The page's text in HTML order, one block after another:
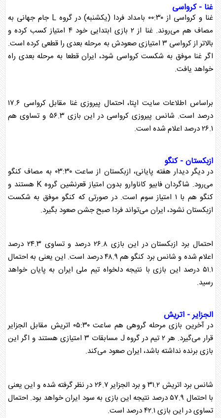
غنا - کرواسی
غنا و کرواسی از ۰۰:۳۰ بامداد فردا (یکشنبه) در گروه L جام جهانی به
مصاف هم می‌روند. غنا از ۲ بازی ابتدایی خود ۴ امتیاز کسب کرده و
بالاتر از کرواسی ۳ امتیازی صعودش به مرحله بعدی را قطعی کرده است.
اگر غنا موفق به شکست کرواسی شود، ایران قطعا به مرحله بعدی راه
خواهد یافت.
براساس اطلاعات سایت اپتا، احتمال پیروزی غنا مقابل کرواسی ۱۷.۶
درصد است. شانس پیروزی کرواسی در این بازی ۵۶.۳ و تساوی هم
۲۶.۱ درصد اعلام شده است.
ازبکستان - کنگو
در دیگر دیدار هفته پایانی، ازبکستان از ساعت ۰۳:۳۰ به مصاف کنگو
می‌رود. شاگردان فابیو کاناوارو بدون امتیاز قعرنشین گروه K هستند و
کنگو هم با ۱ امتیاز سوم است. در صورتی که کنگو موفق به شکست
ازبکستان نشود، ایران می‌تواند فردا صبح جشن صعود بگیرد.
احتمال برد ازبکستان در این بازی ۲۶.۸ درصد و تساوی ۲۴.۳ درصد
اعلام شده و شانس برد کنگو هم ۴۸.۹ درصد است. این یعنی به احتمال
۵۱.۱ درصد این بازی با نتیجه دلخواه
تیم ملی ایران به پایان خواهد
رسید.
الجزایر - اتریش
در آخرین بازی مرحله گروهی هم ساعت ۰۵:۳۰ اتریش مقابل الجزایر
قرار می‌گیرد. هر ۲ تیم در گروه J مسابقات ۳ امتیازی هستند و اگر این
بازی برنده نداشته باشد، ایران صعود می‌کند.
شانس برد اتریش ۳۱.۲ و برد الجزایر ۲۶.۷ در نظر گرفته شده و این یعنی
با احتمال ۵۷.۹ درصد نتیجه این بازی به سود ایران خواهد بود. احتمال
تساوی در این بازی ۴۲.۱ درصد است.